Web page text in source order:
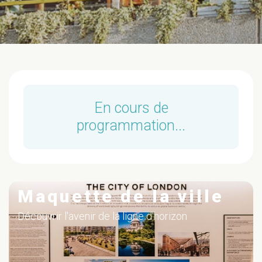
En cours de
programmation...
Maquette de la ville
Découvrir l'avenir de la ligne d'horizon